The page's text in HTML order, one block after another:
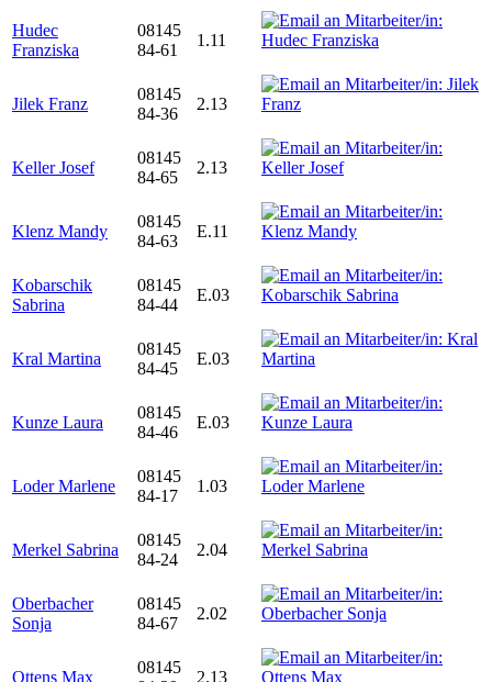
Hudec
Franziska
08145
84-61
1.11
Jilek Franz
08145
84-36
2.13
Keller Josef
08145
84-65
2.13
Klenz Mandy
08145
84-63
E.11
Kobarschik
Sabrina
08145
84-44
E.03
Kral Martina
08145
84-45
E.03
Kunze Laura
08145
84-46
E.03
Loder Marlene
08145
84-17
1.03
Merkel Sabrina
08145
84-24
2.04
Oberbacher
Sonja
08145
84-67
2.02
Ottens Max
08145
2.13